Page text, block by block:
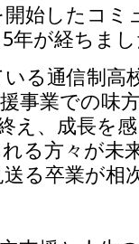
始したコ
年が経ちま
る通信制高
事業での味
え、成長を
る方々が未
る卒業が相